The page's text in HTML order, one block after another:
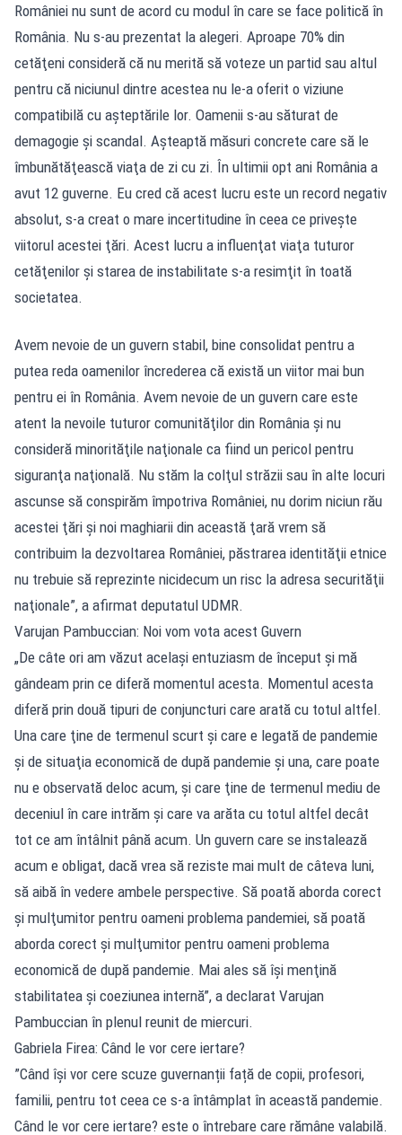
României nu sunt de acord cu modul în care se face politică în
România. Nu s-au prezentat la alegeri. Aproape 70% din
cetăţeni consideră că nu merită să voteze un partid sau altul
pentru că niciunul dintre acestea nu le-a oferit o viziune
compatibilă cu aşteptările lor. Oamenii s-au săturat de
demagogie şi scandal. Aşteaptă măsuri concrete care să le
îmbunătăţească viaţa de zi cu zi. În ultimii opt ani România a
avut 12 guverne. Eu cred că acest lucru este un record negativ
absolut, s-a creat o mare incertitudine în ceea ce priveşte
viitorul acestei ţări. Acest lucru a influenţat viaţa tuturor
cetăţenilor şi starea de instabilitate s-a resimţit în toată
societatea.
Avem nevoie de un guvern stabil, bine consolidat pentru a
putea reda oamenilor încrederea că există un viitor mai bun
pentru ei în România. Avem nevoie de un guvern care este
atent la nevoile tuturor comunităţilor din România şi nu
consideră minorităţile naţionale ca fiind un pericol pentru
siguranţa naţională. Nu stăm la colţul străzii sau în alte locuri
ascunse să conspirăm împotriva României, nu dorim niciun rău
acestei ţări şi noi maghiarii din această ţară vrem să
contribuim la dezvoltarea României, păstrarea identităţii etnice
nu trebuie să reprezinte nicidecum un risc la adresa securităţii
naţionale”, a afirmat deputatul UDMR.
Varujan Pambuccian: Noi vom vota acest Guvern
„De câte ori am văzut acelaşi entuziasm de început şi mă
gândeam prin ce diferă momentul acesta. Momentul acesta
diferă prin două tipuri de conjuncturi care arată cu totul altfel.
Una care ţine de termenul scurt şi care e legată de pandemie
şi de situaţia economică de după pandemie şi una, care poate
nu e observată deloc acum, şi care ţine de termenul mediu de
deceniul în care intrăm şi care va arăta cu totul altfel decât
tot ce am întâlnit până acum. Un guvern care se instalează
acum e obligat, dacă vrea să reziste mai mult de câteva luni,
să aibă în vedere ambele perspective. Să poată aborda corect
şi mulţumitor pentru oameni problema pandemiei, să poată
aborda corect şi mulţumitor pentru oameni problema
economică de după pandemie. Mai ales să îşi menţină
stabilitatea şi coeziunea internă”, a declarat Varujan
Pambuccian în plenul reunit de miercuri.
Gabriela Firea: Când le vor cere iertare?
”Când își vor cere scuze guvernanții față de copii, profesori,
familii, pentru tot ceea ce s-a întâmplat în această pandemie.
Când le vor cere iertare? este o întrebare care rămâne valabilă.